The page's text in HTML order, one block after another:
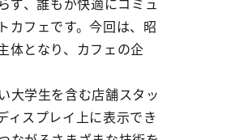
カフェです。今回は、昭
体となり、カフェの企
大学生を含む店舗スタッ
ィスプレイ上に表示でき